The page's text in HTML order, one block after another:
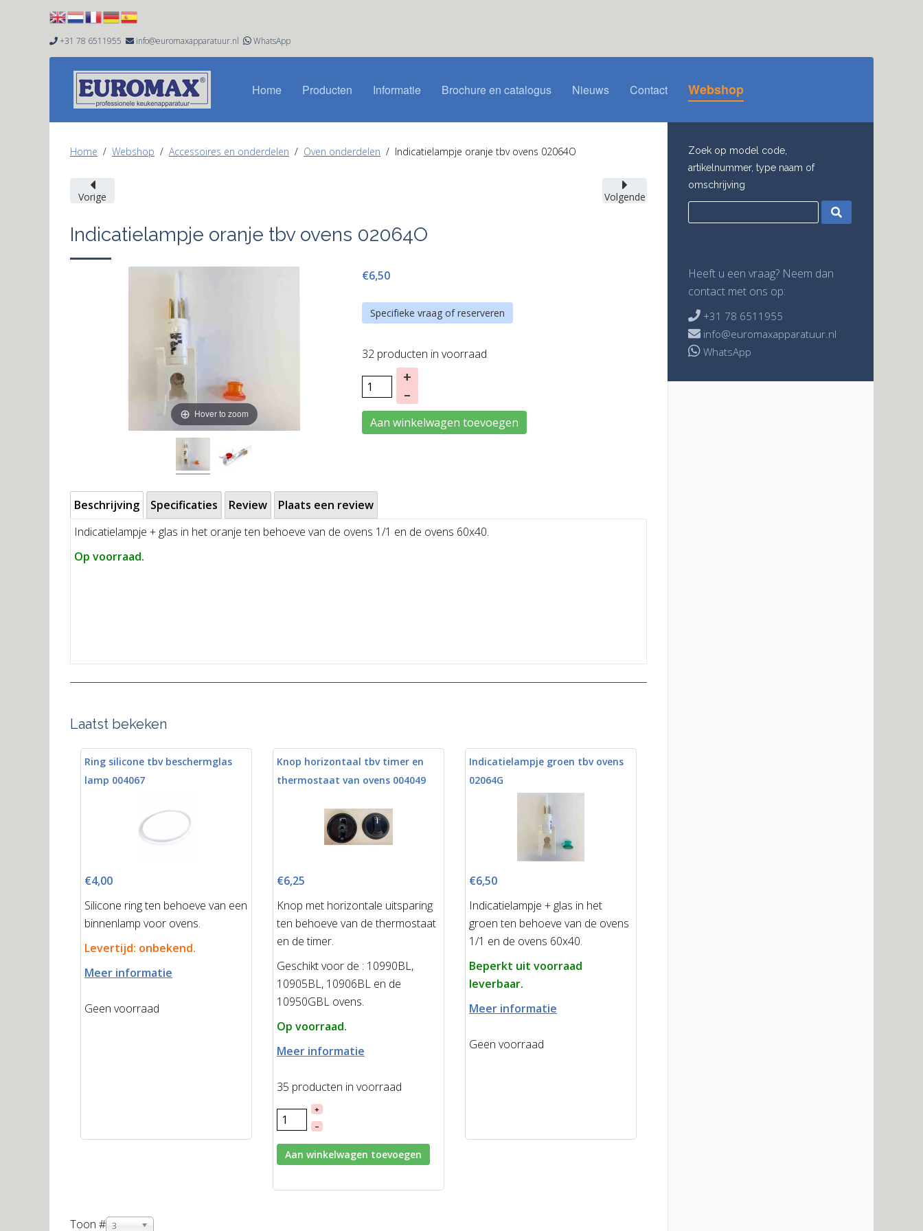
 +31 78 6511955  info@euromaxapparatuur.nl WhatsApp
Home Producten Informatie Brochure en catalogus Nieuws Contact Webshop
Home Webshop Accessoires en onderdelen Oven onderdelen Indicatielampje oranje tbv ovens 02064O
Vorige Volgende
Indicatielampje oranje tbv ovens 02064O
Hover to zoom
€6,50
Specifieke vraag of reserveren
32 producten in voorraad
+
–
Aan winkelwagen toevoegen
Beschrijving Specificaties Review
Plaats een review
Indicatielampje + glas in het oranje ten behoeve van de ovens 1/1 en de ovens 60x40.
Op voorraad.
Laatst bekeken
Ring silicone tbv beschermglas
lamp 004067
€4,00
Silicone ring ten behoeve van een
binnenlamp voor ovens.
Levertijd: onbekend.
Meer informatie
Geen voorraad
Knop horizontaal tbv timer en
thermostaat van ovens 004049
€6,25
Knop met horizontale uitsparing
ten behoeve van de thermostaat
en de timer.
Geschikt voor de : 10990BL,
10905BL, 10906BL en de
10950GBL ovens.
Op voorraad.
Meer informatie
35 producten in voorraad
+
–
Aan winkelwagen toevoegen
Indicatielampje groen tbv ovens
02064G
€6,50
Indicatielampje + glas in het
groen ten behoeve van de ovens
1/1 en de ovens 60x40.
Beperkt uit voorraad
leverbaar.
Meer informatie
Geen voorraad
Toon # 3
Zoek op model code,
artikelnummer, type naam of
omschrijving
Heeft u een vraag? Neem dan
contact met ons op:
 +31 78 6511955
 info@euromaxapparatuur.nl
WhatsApp